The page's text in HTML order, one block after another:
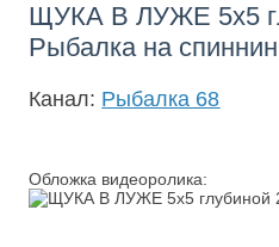
ЩУКА В ЛУЖЕ 5х5
Рыбалка на
Канал: Рыбалка 68
Обложка видеоролика: